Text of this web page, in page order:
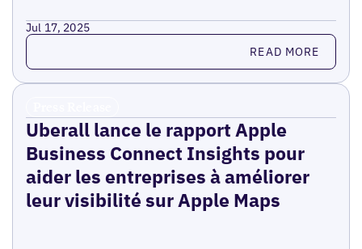
Jul 17, 2025
Read more READ MORE
Uberall lance le rapport Apple
Business Connect Insights pour
aider les entreprises à améliorer
leur visibilité sur Apple Maps